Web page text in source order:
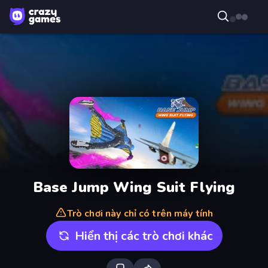
Base Jump Wing Suit Flying
Trò chơi này chỉ có trên máy tính
Hiển thị các trò chơi khác